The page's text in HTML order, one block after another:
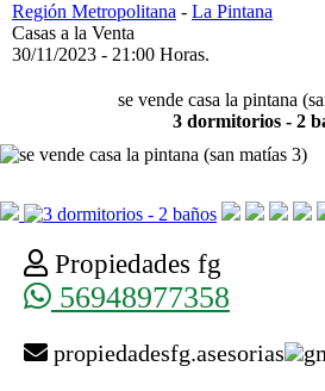
Región Metropolitana - La Pintana
Casas a la Venta
30/11/2023 - 21:00 Horas.
se vende casa la pintana
3 dormitorios - 2
Propiedades fg
56948977358
propiedadesfg.asesorias